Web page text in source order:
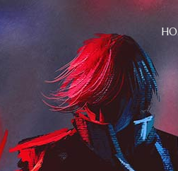
Blog Slider
Card Slider
Blog Slider
Card Slider
Portfolio List
Team